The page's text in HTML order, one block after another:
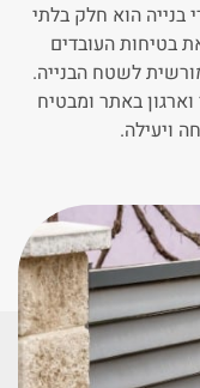
בנייה הוא חלק בלתי
בטיחות העובדים
לשטח הבנייה.
באתר ומבטיח
ויעילה.